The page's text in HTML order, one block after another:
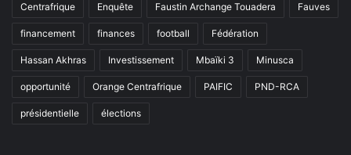
Centrafrique Enquête Faustin Archange Touadera Fauves
financement finances football Fédération
Hassan Akhras Investissement Mbaïki 3 Minusca
opportunité Orange Centrafrique PAIFIC PND-RCA
présidentielle élections